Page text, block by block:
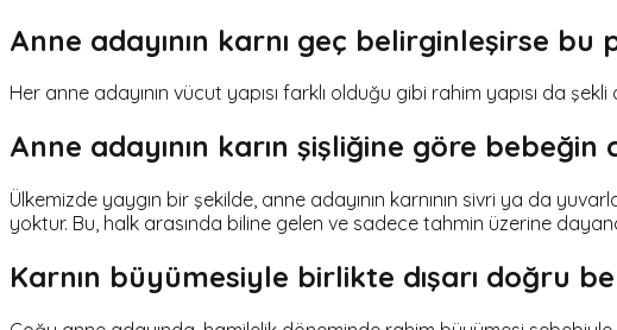
Anne adayının karnı geç belirginleşirse
Her anne adayının vücut yapısı farklı olduğu gibi rahim yapısı da
Anne adayının karın şişliğine göre
Ülkemizde yaygın bir şekilde, anne adayının karnının sivri ya da
yoktur. Bu, halk arasında biline gelen ve sadece tahmin üzerine
Karnın büyümesiyle birlikte dışarı doğru